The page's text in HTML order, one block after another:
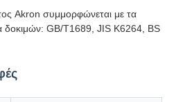
Akron συμμορφώνεται με τα
δοκιμών: GB/T1689, JIS K6264, BS